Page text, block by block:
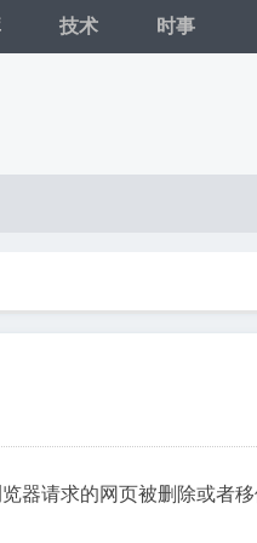
技术 时事
器请求的网页被删除或者